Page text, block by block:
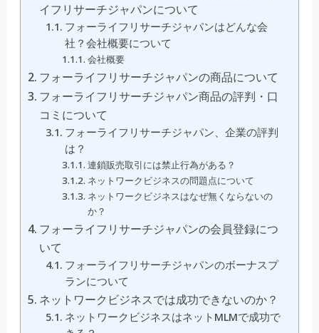
イフリサーチジャパンについて
フォーライフリサーチジャパンはどんな会
社？会社概要について
会社概要
フォーライフリサーチジャパンの商品について
フォーライフリサーチジャパン商品の評判・口
コミについて
フォーライフリサーチジャパン、企業の評判
は？
連鎖販売取引には禁止行為がある？
ネットワークビジネスの問題点について
ネットワークビジネスはなぜ無くならないの
か？
フォーライフリサーチジャパンの会員登録につ
いて
フォーライフリサーチジャパンのボーナスプ
ランについて
ネットワークビジネスでは成功できないのか？
ネットワークビジネスはネットMLMで成功で